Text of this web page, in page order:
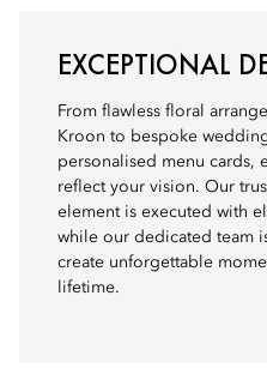
EXCEPTIONAL
From flawless floral
Kroon to bespoke
personalised menu cards,
reflect your vision. Our
element is executed with
while our dedicated team
create unforgettable
lifetime.